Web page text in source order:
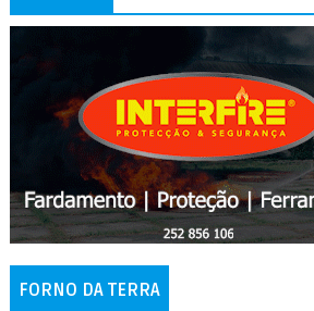
FORNO DA TERRA